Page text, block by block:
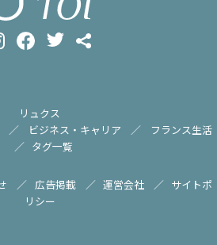
リュクス
ビジネス・キャリア
フランス生活
タグ一覧
広告掲載 運営会社
サイトポ
リシー